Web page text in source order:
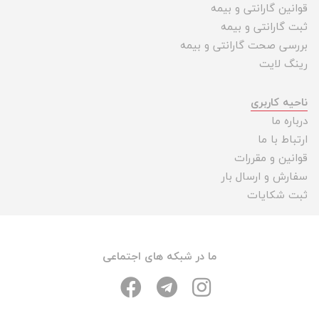
قوانین گارانتی و بیمه
ثبت گارانتی و بیمه
بررسی صحت گارانتی و بیمه
رینگ لایت
ناحیه کاربری
درباره ما
ارتباط با ما
قوانین و مقررات
سفارش و ارسال بار
ثبت شکایات
ما در شبکه های اجتماعی